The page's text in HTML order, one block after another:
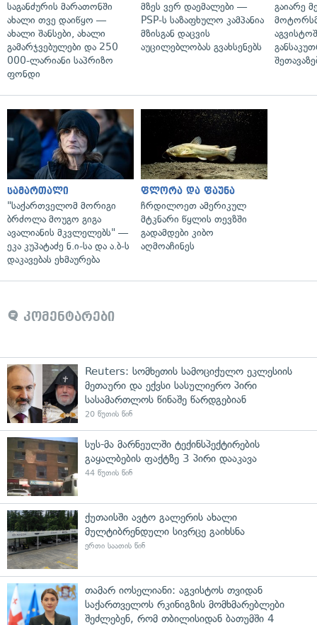
საგანძურის მარათონში
ახალი თვე დაიწყო —
ახალი შანსები, ახალი
გამარჯვებულები და 250
000-ლარიანი საპრიზო
ფონდი
მზეს ვერ დაემალები —
PSP-ს საზაფხულო კამპანია
მზისგან დაცვის
აუცილებლობას გვახსენებს
გაიარე
სამართალი
"საქართველომ მორიგი
ბრძოლა მოუგო გიგა
ავალიანის მკვლელებს" —
ეკა კუპატაძე ნ.ი-სა და ა.ბ-ს
დაკავებას ეხმაურება
ფლორა და ფაუნა
ჩრდილოეთ ამერიკულ
მტკნარი წყლის თევზში
გადამდები კიბო
აღმოაჩინეს
კომენტარები
Reuters: სომხეთის სამოციქულო ეკლესიის
მეთაური და ექვსი სასულიერო პირი
სასამართლოს წინაშე წარდგებიან
20 წუთის წინ
სუს-მა მარნეულში ტექინსპექტირების
გაყალბების ფაქტზე 3 პირი დააკავა
44 წუთის წინ
ქუთაისში ავტო გალერის ახალი
მულტიბრენდული სივრცე გაიხსნა
ერთი საათის წინ
თამარ იოსელიანი: აგვისტოს თვიდან
საქართველოს რკინიგზის მომხმარებლები
შეძლებენ, რომ თბილისიდან ბათუმში 4